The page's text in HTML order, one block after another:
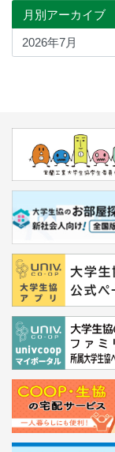
月別アーカイブ